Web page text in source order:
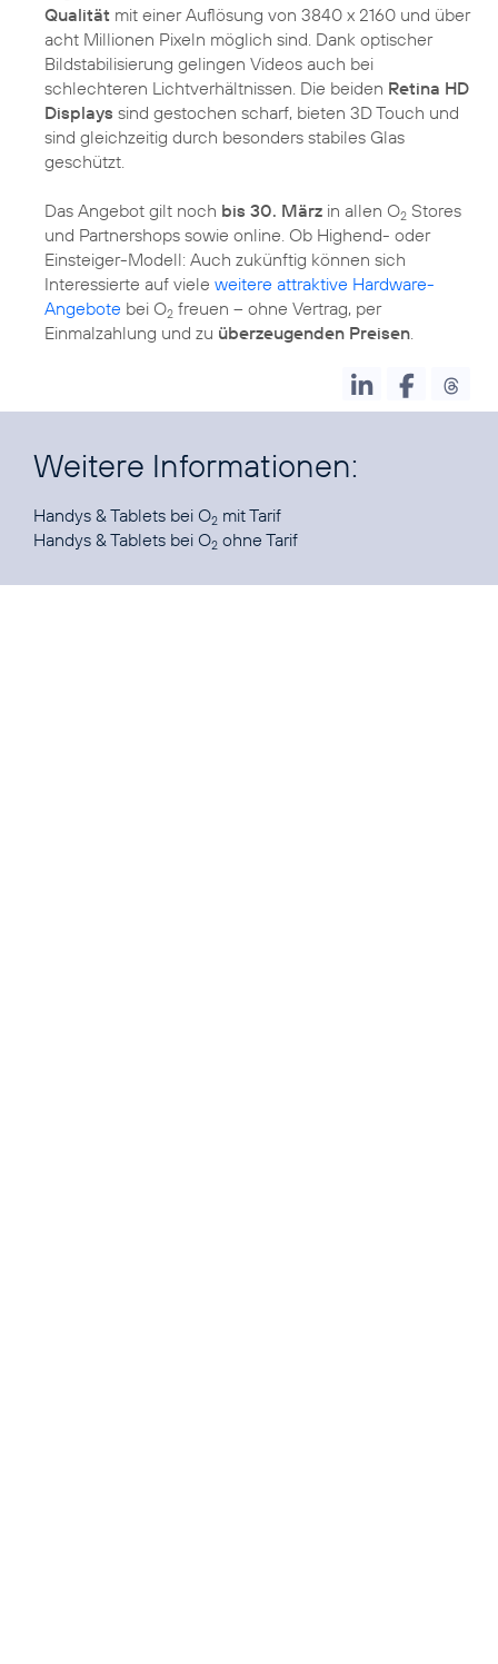
Qualität mit einer Auflösung von 3840 x 2160 und über
acht Millionen Pixeln möglich sind. Dank optischer
Bildstabilisierung gelingen Videos auch bei
schlechteren Lichtverhältnissen. Die beiden Retina HD
Displays sind gestochen scharf, bieten 3D Touch und
sind gleichzeitig durch besonders stabiles Glas
geschützt.
Das Angebot gilt noch bis 30. März in allen O2 Stores
und Partnershops sowie online. Ob Highend- oder
Einsteiger-Modell: Auch zukünftig können sich
Interessierte auf viele weitere attraktive Hardware-
Angebote bei O2 freuen – ohne Vertrag, per
Einmalzahlung und zu überzeugenden Preisen.
Weitere Informationen:
Handys & Tablets bei O2
Handys & Tablets bei O2 ohne Tarif